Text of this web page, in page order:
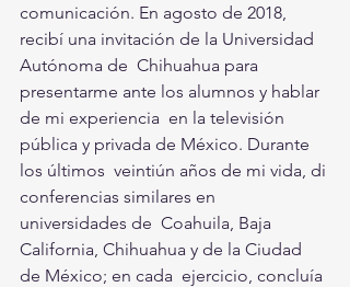
comunicación. En agosto de 2018,
recibí una invitación de la Universidad
Autónoma de  Chihuahua para
presentarme ante los alumnos y hablar
de mi experiencia  en la televisión
pública y privada de México. Durante
los últimos  veintiún años de mi vida, di
conferencias similares en
universidades de  Coahuila, Baja
California, Chihuahua y de la Ciudad
de México; en cada  ejercicio, concluía